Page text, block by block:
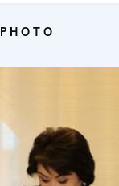
PHOTO